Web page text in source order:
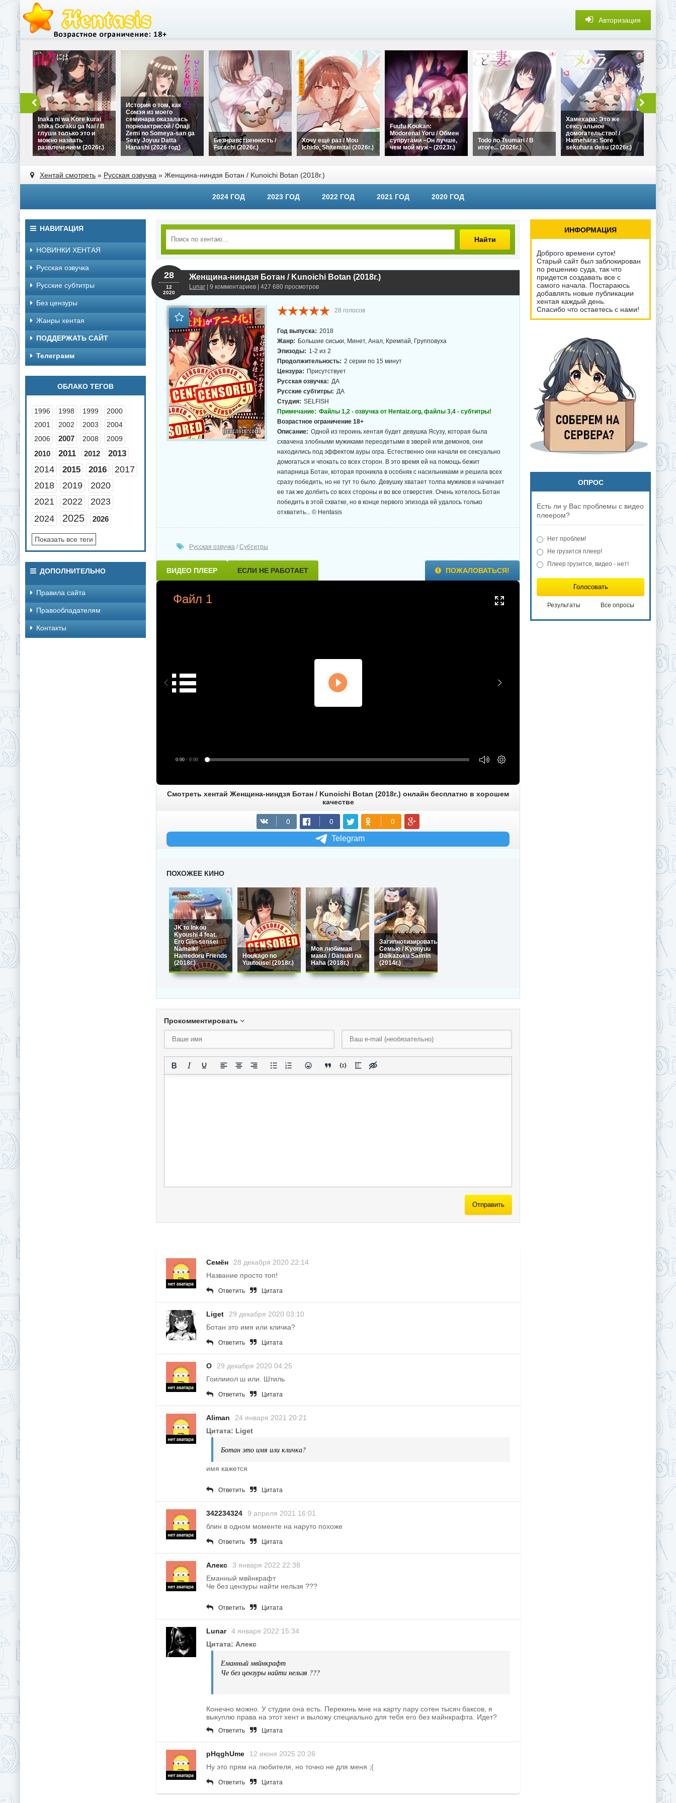
Авторизация
Inaka ni wa Kore kurai
shika Goraku ga Nai / В
глуши только это и
можно назвать
развлечением (2026г.)
История о том, как
Сомэя из моего
семинара оказалась
порноактрисой / Onaji
Zemi no Someya-san ga
Sexy Joyuu Datta
Hanashi (2026 год)
Безнравственность /
Furachi (2026г.)
Хочу ещё раз / Mou
Ichido, Shitemitai (2026г.)
Fuufu Koukan:
Modorenai Yoru / Обмен
супругами ~Он лучше,
чем мой муж~ (2023г.)
Todo no Tsumari / В
итоге... (2026г.)
Хамехара: Это же
сексуальное
домогательство! /
Hamehara: Sore
sekuhara desu (2026г.)
Hatsu
(2023г.)
Хентай смотреть » Русская озвучка » Женщина-ниндзя Ботан / Kunoichi Botan (2018г.)
2024 ГОД 2023 ГОД 2022 ГОД 2021 ГОД 2020 ГОД
Найти
Женщина-ниндзя Ботан / Kunoichi Botan (2018г.)
Lunar | 9 комментариев | 427 680 просмотров
28
12
2020
28 голосов
Год выпуска: 2018
Жанр: Большие сиськи, Минет, Анал, Кремпай, Групповуха
Эпизоды: 1-2 из 2
Продолжительность: 2 серии по 15 минут
Цензура: Присутствует
Русская озвучка: ДА
Русские субтитры: ДА
Студия: SELFISH
Примечание: Файлы 1,2 - озвучка от Hentaiz.org, файлы 3,4 - субтитры!
Возрастное ограничение 18+
Описание: Одной из героинь хентая будет девушка Ясузу, которая была
схвачена злобными мужиками переодетыми в зверей или демонов, они
находились под эффектом ауры огра. Естественно они начали ее сексуально
домогаться и чпокать со всех сторон. В это время ей на помощь бежит
напарница Ботан, которая проникла в особняк с насильниками и решила всех
сразу победить, но не тут то было. Девушку хватает толпа мужиков и начинает
ее так же долбить со всех стороны и во все отверстия. Очень хотелось Ботан
победить в этой схватке, но в конце первого эпизода ей удалось только
отхватить... © Hentasis
Русская озвучка / Субтитры
ВИДЕО ПЛЕЕР ЕСЛИ НЕ РАБОТАЕТ ПОЖАЛОВАТЬСЯ!
Файл 1
0:00 / 0:00
Смотреть хентай Женщина-ниндзя Ботан / Kunoichi Botan (2018г.) онлайн бесплатно в хорошем
качестве
Telegram
ПОХОЖЕЕ КИНО
JK to Inkou
Kyoushi 4 feat.
Ero Giin-sensei
Namaiki
Hamedoru Friends
(2018г.)
Houkago no
Yuutousei (2018г.)
Моя любимая
мама / Daisuki na
Haha (2018г.)
Загипнотизировать
Семью / Kyonyuu
Daikazoku Saimin
(2014г.)
Прокомментировать
Отправить
Семён
28 декабря 2020 22:14
Название просто топ!
Ответить Цитата
Liget
29 декабря 2020 03:10
Ботан это имя или кличка?
Ответить Цитата
О
29 декабря 2020 04:25
Гоилииол ш или. Штиль
Ответить Цитата
Aliman
24 января 2021 20:21
Цитата: Liget
Ботан это имя или кличка?
имя кажется
Ответить Цитата
342234324
9 апреля 2021 16:01
блин в одном моменте на наруто похоже
Ответить Цитата
Алекс
3 января 2022 22:38
Еманный мвйнкрафт
Че без цензуры найти нельзя ???
Ответить Цитата
Lunar
4 января 2022 15:34
Цитата: Алекс
Еманный мвйнкрафт
Че без цензуры найти нельзя ???
Конечно можно. У студии она есть. Перекинь мне на карту пару сотен тысяч баксов, я
выкуплю права на этот хент и выложу специально для тебя его без майнкрафта. Идет?
Ответить Цитата
pHqghUme
12 июня 2025 20:26
Ну это прям на любителя, но точно не для меня ;(
Ответить Цитата
НАВИГАЦИЯ
НОВИНКИ ХЕНТАЯ
Русская озвучка
Русские субтитры
Без цензуры
Жанры хентая
ПОДДЕРЖАТЬ САЙТ
Телеграмм
ОБЛАКО ТЕГОВ
1996 1998 1999
2000
2001
2002 2003
2004
2006
2007 2008 2009
2010 2011 2012 2013
2014 2015 2016
2017
2018
2019
2020
2021
2022
2023
2024
2025 2026
Показать все теги
ДОПОЛНИТЕЛЬНО
Правила сайта
Правообладателям
Контакты
ИНФОРМАЦИЯ
Доброго времени суток!
Старый сайт был заблокирован
по решению суда, так что
придется создавать все с
самого начала. Постараюсь
добавлять новые публикации
хентая каждый день.
Спасибо что остаетесь с нами!
ОПРОС
Есть ли у Вас проблемы с видео
плеером?
Нет проблем!
Не грузится плеер!
Плеер грузится, видео - нет!
Голосовать
Результаты Все опросы